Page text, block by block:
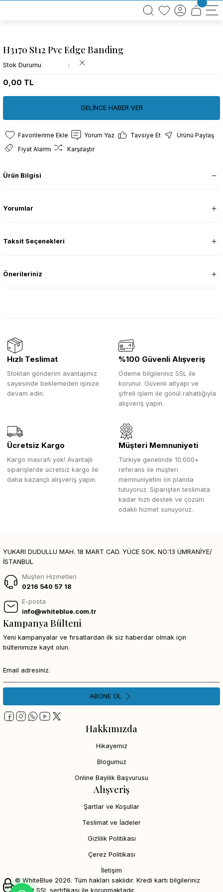
BÜTÜN ALIŞVERİŞLERİNİZDE KARGO BEDAVA!
TÜRKİYE GENELİNDE 10.000 MÜŞTERİ REFERANSI
H3170 St12 Pvc Edge Banding
Stok Durumu
0,00 TL
GELİNCE HABER VER
Yorum Yaz Tavsiye Et
Ürünü Paylaş
Fiyat Alarmı
Karşılaştır
Ürün Bilgisi
Yorumlar
Taksit Seçenekleri
Önerileriniz
Hızlı Teslimat
Stoktan gönderim avantajımız
sayesinde beklemeden işinize
devam edin.
%100 Güvenli Alışveriş
Ödeme bilgileriniz SSL ile
korunur. Güvenli altyapı ve
şifreli işlem ile gönül rahatlığıyla
alışveriş yapın.
Ücretsiz Kargo
Kargo masrafı yok! Avantajlı
siparişlerde ücretsiz kargo ile
daha kazançlı alışveriş yapın.
Müşteri Memnuniyeti
Türkiye genelinde 10.000+
referans ile müşteri
memnuniyetini ön planda
tutuyoruz. Siparişten teslimata
kadar hızlı destek ve çözüm
odaklı hizmet sunuyoruz.
YUKARI DUDULLU MAH. 18 MART CAD. YÜCE SOK. NO:13 ÜMRANİYE/
İSTANBUL
Müşteri Hizmetleri
0216 540 57 18
E-posta
info@whiteblue.com.tr
Hakkımızda
Hikayemiz
Blogumuz
Online Bayilik Başvurusu
Alışveriş
Şartlar ve Koşullar
Teslimat ve İadeler
Gizlilik Politikası
Çerez Politikası
İletişim
Kampanya Bülteni
Yeni kampanyalar ve fırsatlardan ilk siz haberdar olmak için
bültenimize kayıt olun.
ABONE OL
© WhiteBlue 2026. Tüm hakları saklıdır. Kredi kartı bilgileriniz
256bit SSL sertifikası ile korunmaktadır.